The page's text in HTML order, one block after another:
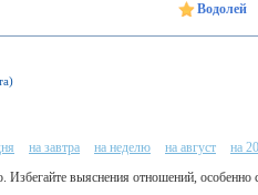
Водолей
на завтра на неделю на август на
Избегайте выяснения отношений,